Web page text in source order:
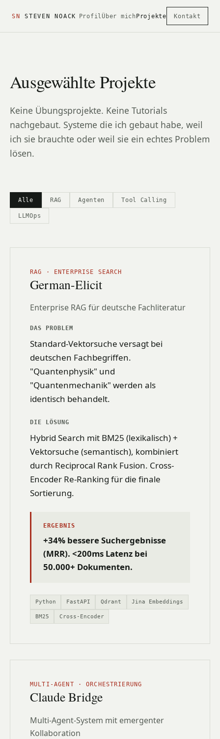
SN STEVEN NOACK Profil Über michProjekte Kontakt
Ausgewählte Projekte
Keine Übungsprojekte. Keine Tutorials
nachgebaut. Systeme die ich gebaut habe, weil
ich sie brauchte oder weil sie ein echtes Problem
lösen.
Alle RAG Agenten Tool Calling
LLMOps
RAG · ENTERPRISE SEARCH
German-Elicit
Enterprise RAG für deutsche Fachliteratur
DAS PROBLEM
Standard-Vektorsuche versagt bei
deutschen Fachbegriffen.
"Quantenphysik" und
"Quantenmechanik" werden als
identisch behandelt.
DIE LÖSUNG
Hybrid Search mit BM25 (lexikalisch) +
Vektorsuche (semantisch), kombiniert
durch Reciprocal Rank Fusion. Cross-
Encoder Re-Ranking für die finale
Sortierung.
ERGEBNIS
+34% bessere Suchergebnisse
(MRR). <200ms Latenz bei
50.000+ Dokumenten.
Python FastAPI Qdrant Jina Embeddings
BM25 Cross-Encoder
MULTI-AGENT · ORCHESTRIERUNG
Claude Bridge
Multi-Agent-System mit emergenter
Kollaboration